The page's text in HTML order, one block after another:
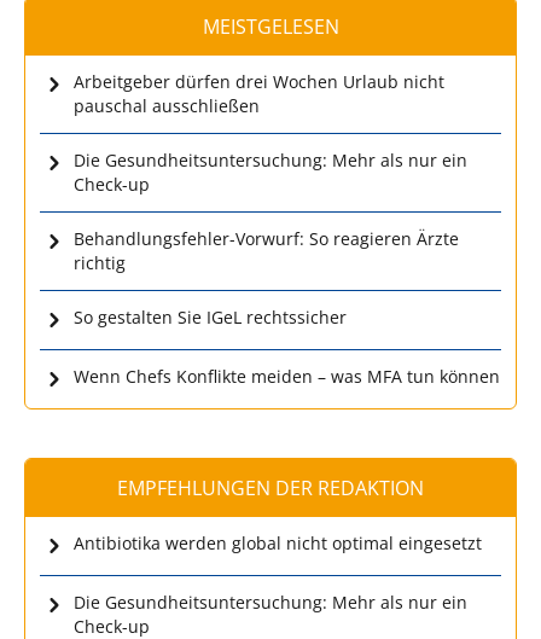
MEISTGELESEN
Arbeitgeber dürfen drei Wochen Urlaub nicht
pauschal ausschließen
Die Gesundheitsuntersuchung: Mehr als nur ein
Check-up
Behandlungsfehler-Vorwurf: So reagieren Ärzte
richtig
So gestalten Sie IGeL rechtssicher
Wenn Chefs Konflikte meiden – was MFA tun können
EMPFEHLUNGEN DER REDAKTION
Antibiotika werden global nicht optimal eingesetzt
Die Gesundheitsuntersuchung: Mehr als nur ein
Check-up